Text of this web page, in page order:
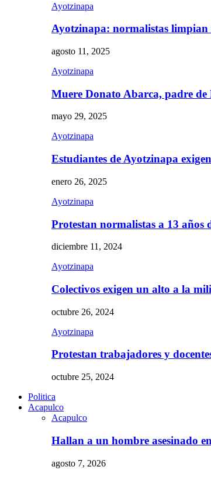
Ayotzinapa
Ayotzinapa: normalistas
agosto 11, 2025
Ayotzinapa
Muere Donato Abarca, padre
mayo 29, 2025
Ayotzinapa
Estudiantes de Ayotzinapa
enero 26, 2025
Ayotzinapa
Protestan normalistas a 13
diciembre 11, 2024
Ayotzinapa
Colectivos exigen un alto a la
octubre 26, 2024
Ayotzinapa
Protestan trabajadores y
octubre 25, 2024
Politica
Acapulco
Acapulco
Hallan a un hombre asesinado
agosto 7, 2026